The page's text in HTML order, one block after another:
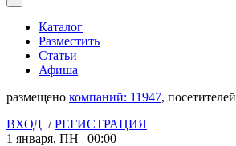
Каталог
Разместить
Статьи
Афиша
размещено компаний: 11947, посетителей
ВХОД /РЕГИСТРАЦИЯ
1 января, ПН | 00:00